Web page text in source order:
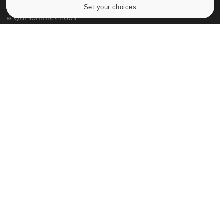
Données personnelles et cookies
Qui sommes-nous
Set your choices